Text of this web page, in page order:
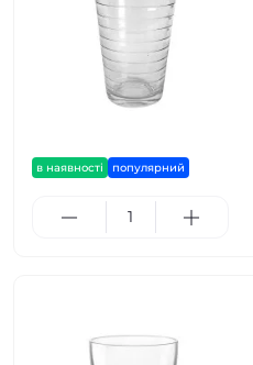
в наявності популярний